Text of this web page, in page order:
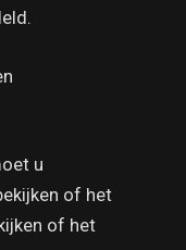
u
of het
of het